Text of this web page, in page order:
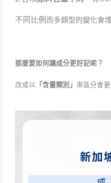
不同比例而多類型的變化會
那麼要如何讓成分更好記呢？
改成以 「含量類別」 來區分會更